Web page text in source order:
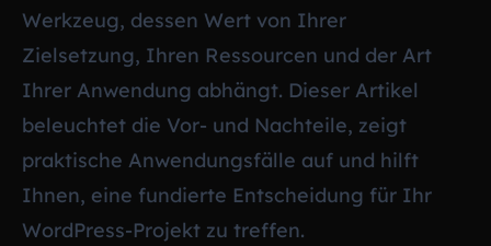
Werkzeug, dessen Wert von Ihrer
Zielsetzung, Ihren Ressourcen und der Art
Ihrer Anwendung abhängt. Dieser Artikel
beleuchtet die Vor- und Nachteile, zeigt
praktische Anwendungsfälle auf und hilft
Ihnen, eine fundierte Entscheidung für Ihr
WordPress-Projekt zu treffen.